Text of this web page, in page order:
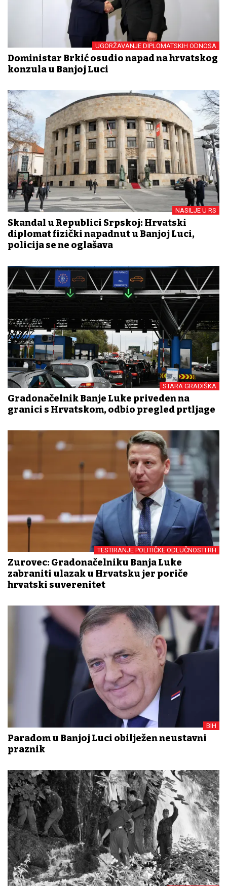
UGORŽAVANJE DIPLOMATSKIH ODNOSA
Doministar Brkić osudio napad na hrvatskog
konzula u Banjoj Luci
NASILJE U RS
Skandal u Republici Srpskoj: Hrvatski
diplomat fizički napadnut u Banjoj Luci,
policija se ne oglašava
STARA GRADIŠKA
Gradonačelnik Banje Luke priveden na
granici s Hrvatskom, odbio pregled prtljage
TESTIRANJE POLITIČKE ODLUČNOSTI RH
Zurovec: Gradonačelniku Banja Luke
zabraniti ulazak u Hrvatsku jer poriče
hrvatski suverenitet
BIH
Paradom u Banjoj Luci obilježen neustavni
praznik